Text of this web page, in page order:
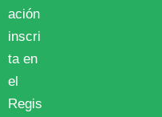
ación
inscri
ta en
el
Regis